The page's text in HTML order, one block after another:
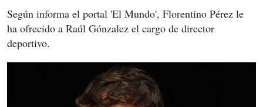
Según informa el portal 'El Mundo', Florentino Pérez le
ha ofrecido a Raúl Gónzalez el cargo de director
deportivo.